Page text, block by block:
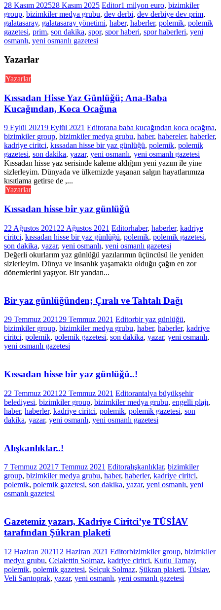
28 Kasım 202528 Kasım 2025 Editor1 milyon euro, bizimkiler
group, bizimkiler medya grubu, dev derbi, dev derbiye dev prim,
galatasaray, galatasaray yönetimi, haber, haberler, polemik, polemik
gazetesi, prim, son dakika, spor, spor haberi, spor haberleri, yeni
osmanlı, yeni osmanlı gazetesi
Yazarlar
Yazarlar
Kıssadan Hisse Yaz Günlüğü; Ana-Baba
Kucağından, Koca Ocağına
9 Eylül 20219 Eylül 2021 Editorana baba kucağından koca ocağına,
bizimkiler group, bizimkiler medya grubu, haber, habereler, haberler,
kadriye ciritci, kıssadan hisse bir yaz günlüğü, polemik, polemik
gazetesi, son dakika, yazar, yeni osmanlı, yeni osmanlı gazetesi
Kıssadan hisse yaz serisinde kaleme aldığım yeni yazım ile yine
sizlerleyim. Dünyada ve ülkemizde yaşanan salgın hayatlarımıza
kısıtlama getirse de ,...
Yazarlar
Kıssadan hisse bir yaz günlüğü
22 Ağustos 2021 22 Ağustos 2021 Editorhaber, haberler, kadriye
ciritci, kıssadan hisse bir yaz günlüğü, polemik, polemik gazetesi,
son dakika, yazar, yeni osmanlı, yeni osmanlı gazetesi
Değerli okurlarım yaz günlüğü yazılarımın üçüncüsü ile yeniden
sizlerleyim. Dünya ve insanlık yaşamakta olduğu çağın en zor
dönemlerini yaşıyor. Bir yandan...
Bir yaz günlüğünden; Çıralı ve Tahtalı Dağı
29 Temmuz 2021 29 Temmuz 2021 Editorbir yaz günlüğü,
bizimkiler group, bizimkiler medya grubu, haber, haberler, kadriye
ciritci, polemik, polemik gazetesi, son dakika, yazar, yeni osmanlı,
yeni osmanlı gazetesi
Kıssadan hisse bir yaz günlüğü..!
22 Temmuz 2021 22 Temmuz 2021 Editorantalya büyükşehir
belediyesi, bizimkiler group, bizimkiler medya grubu, engelli plajı,
haber, haberler, kadriye ciritci, polemik, polemik gazetesi, son
dakika, yazar, yeni osmanlı, yeni osmanlı gazetesi
Alışkanlıklar..!
7 Temmuz 2021 7 Temmuz 2021 Editoralışkanlıklar, bizimkiler
group, bizimkiler medya grubu, haber, haberler, kadriye ciritci,
polemik, polemik gazetesi, son dakika, yazar, yeni osmanlı, yeni
osmanlı gazetesi
Gazetemiz yazarı, Kadriye Ciritci’ye TÜSİAV
tarafından Şükran plaketi
12 Haziran 202112 Haziran 2021 Editorbizimkiler group, bizimkiler
medya grubu, Celalettin Solmaz, kadriye ciritci, Kutlu Tamay,
polemik, polemik gazetesi, Selçuk Solmaz, Şükran plaketi, Tüsiav,
Veli Sarıtoprak, yazar, yeni osmanlı, yeni osmanlı gazetesi